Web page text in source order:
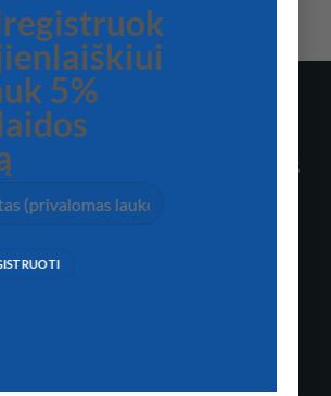
5%
ĮRANGOS, AKSESUARŲ IR VANDENS
KOMPANIJA